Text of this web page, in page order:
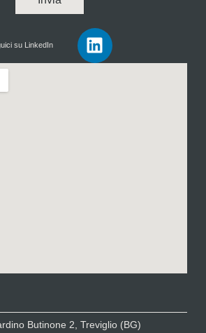
su LinkedIn
Butinone 2, Treviglio (BG)